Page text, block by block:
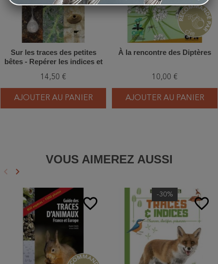
Sur les traces des petites
bêtes - Repérer les indices et
14,50 €
AJOUTER AU PANIER
À la rencontre des Diptères
10,00 €
AJOUTER AU PANIER
VOUS AIMEREZ AUSSI
Précédent
keyboard_arrow_left Suivant
keyboard_arrow_right
favorite_border favorite_border
-30%